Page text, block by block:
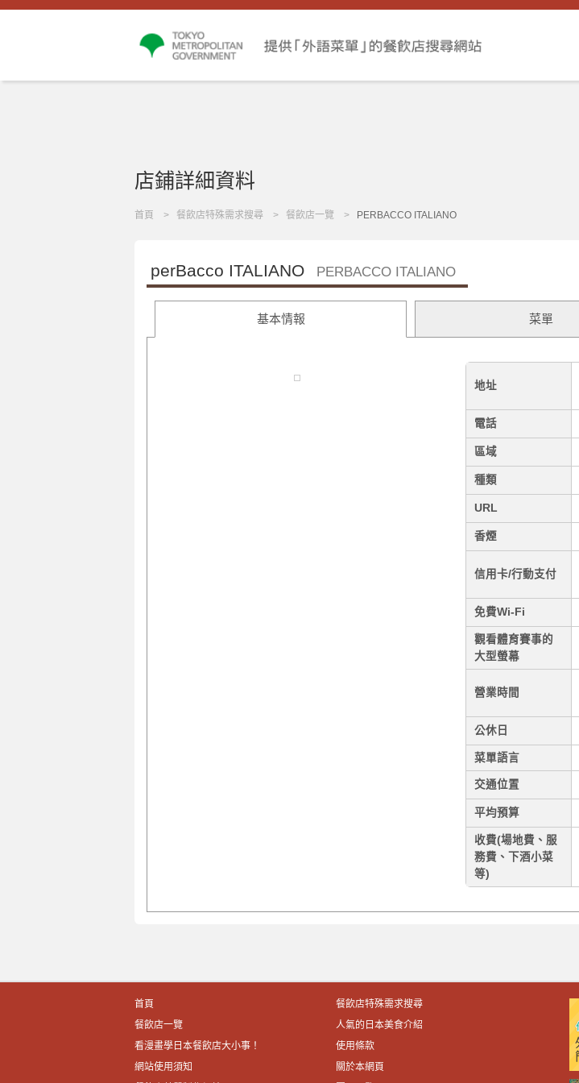
店鋪詳細資料
首頁 餐飲店特殊需求搜尋 餐飲店一覽 PERBACCO ITALIANO
perBacco ITALIANO PERBACCO ITALIANO
基本情報 菜單
地址
電話
區域
種類
URL
香煙
信用卡/行動支付
免費Wi-Fi
觀看體育賽事的
大型螢幕
營業時間
公休日
菜單語言
交通位置
平均預算
收費(場地費、服
務費、下酒小菜
等)
首頁
餐飲店特殊需求搜尋
餐飲店一覽
人氣的日本美食介紹
看漫畫學日本餐飲店大小事！
使用條款
網站使用須知
關於本網頁